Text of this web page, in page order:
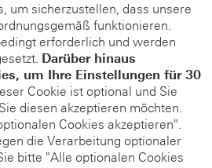
um sicherzustellen, dass unsere
funktionieren.
erforderlich und werden
Darüber hinaus
um Ihre Einstellungen für 30
Cookie ist optional und Sie
diesen akzeptieren möchten.
Cookies akzeptieren".
die Verarbeitung optionaler
bitte "Alle optionalen Cookies